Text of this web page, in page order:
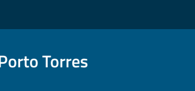
Torres